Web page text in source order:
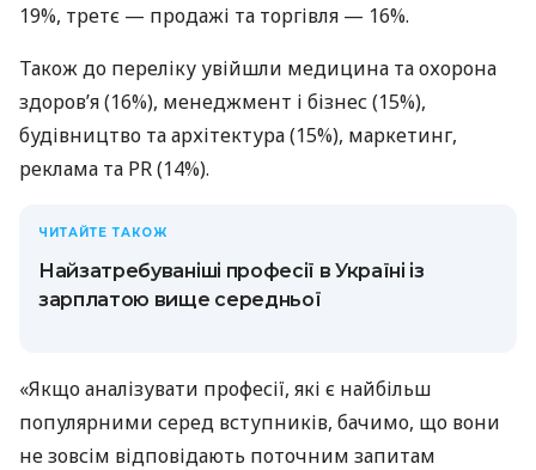
19%, третє — продажі та торгівля — 16%.
Також до переліку увійшли медицина та охорона
здоров’я (16%), менеджмент і бізнес (15%),
будівництво та архітектура (15%), маркетинг,
реклама та PR (14%).
ЧИТАЙТЕ ТАКОЖ
Найзатребуваніші професії в Україні із
зарплатою вище середньої
«Якщо аналізувати професії, які є найбільш
популярними серед вступників, бачимо, що вони
не зовсім відповідають поточним запитам